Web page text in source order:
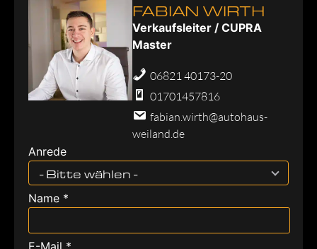
FABIAN WIRTH
Verkaufsleiter / CUPRA
Master
06821 40173-20
01701457816
fabian.wirth@autohaus-
weiland.de
Anrede
- Bitte wählen -
Name *
E-Mail *